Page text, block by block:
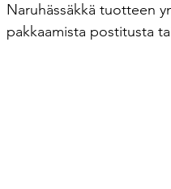
Naruhässäkkä tuotteen
pakkaamista postitusta